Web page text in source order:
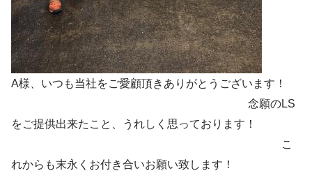
A様、いつも当社をご愛顧頂きありがとうございます！
念願のLS
をご提供出来たこと、うれしく思っております！
こ
れからも末永くお付き合いお願い致します！